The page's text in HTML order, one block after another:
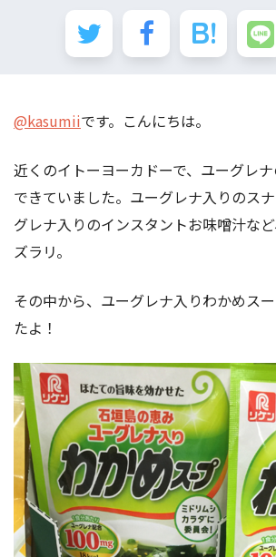
@kasumiiです。こんにちは。
近くのイトーヨーカドーで、ユーグレ
できていました。ユーグレナ入りのス
グレナ入りのインスタントお味噌汁な
ズラリ。
その中から、ユーグレナ入りわかめス
たよ！